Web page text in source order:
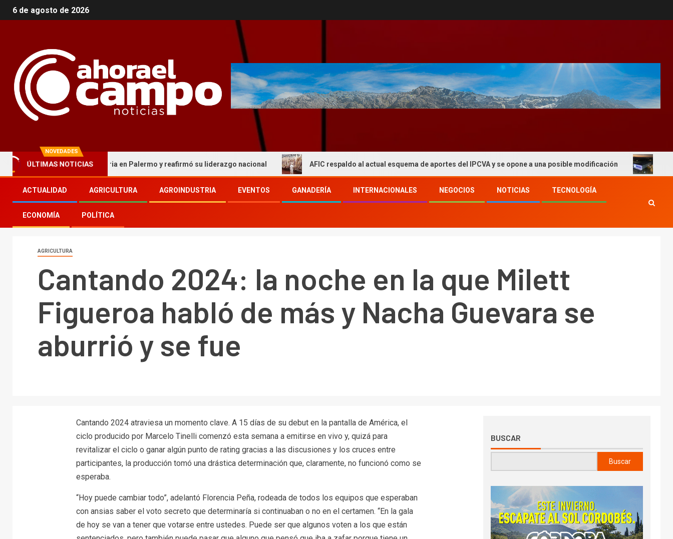
6 de agosto de 2026
NOVEDADES
ÚLTIMAS NOTICIAS
hizo historia en Palermo y reafirmó su liderazgo nacional AFIC respaldo al actual esquema de aportes del IPCVA y se opone a una posible modificación El 2°
ACTUALIDAD AGRICULTURA AGROINDUSTRIA EVENTOS GANADERÍA INTERNACIONALES NEGOCIOS NOTICIAS TECNOLOGÍA
ECONOMÍA POLÍTICA
AGRICULTURA
Cantando 2024: la noche en la que Milett
Figueroa habló de más y Nacha Guevara se
aburrió y se fue
Cantando 2024 atraviesa un momento clave. A 15 días de su debut en la pantalla de América, el
ciclo producido por Marcelo Tinelli comenzó esta semana a emitirse en vivo y, quizá para
revitalizar el ciclo o ganar algún punto de rating gracias a las discusiones y los cruces entre
participantes, la producción tomó una drástica determinación que, claramente, no funcionó como se
esperaba.
“Hoy puede cambiar todo”, adelantó Florencia Peña, rodeada de todos los equipos que esperaban
con ansias saber el voto secreto que determinaría si continuaban o no en el certamen. “En la gala
de hoy se van a tener que votarse entre ustedes. Puede ser que algunos voten a los que están
BUSCAR
Buscar